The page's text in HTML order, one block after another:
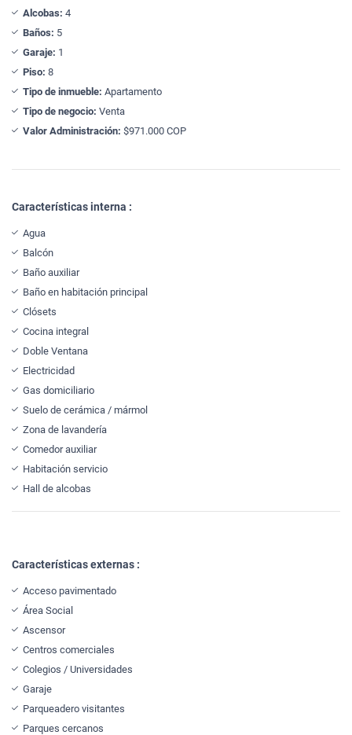
Alcobas: 4
Baños: 5
Garaje: 1
Piso: 8
Tipo de inmueble: Apartamento
Tipo de negocio: Venta
Valor Administración: $971.000 COP
Características interna :
Agua
Balcón
Baño auxiliar
Baño en habitación principal
Clósets
Cocina integral
Doble Ventana
Electricidad
Gas domiciliario
Suelo de cerámica / mármol
Zona de lavandería
Comedor auxiliar
Habitación servicio
Hall de alcobas
Características externas :
Acceso pavimentado
Área Social
Ascensor
Centros comerciales
Colegios / Universidades
Garaje
Parqueadero visitantes
Parques cercanos